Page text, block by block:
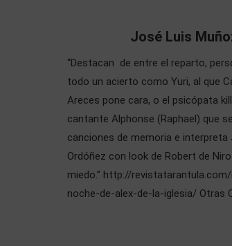
José Luis
“Destacan de entre el reparto,
todo un acierto como Yuri, al que
Areces pone cara, o el psicópata
cantante Alphonse (Raphael) que
canciones de memoria e interpreta
Ordóñez con look de Robert de Niro
miedo.” http://
noche-de-alex-de-la-iglesia/ Otras